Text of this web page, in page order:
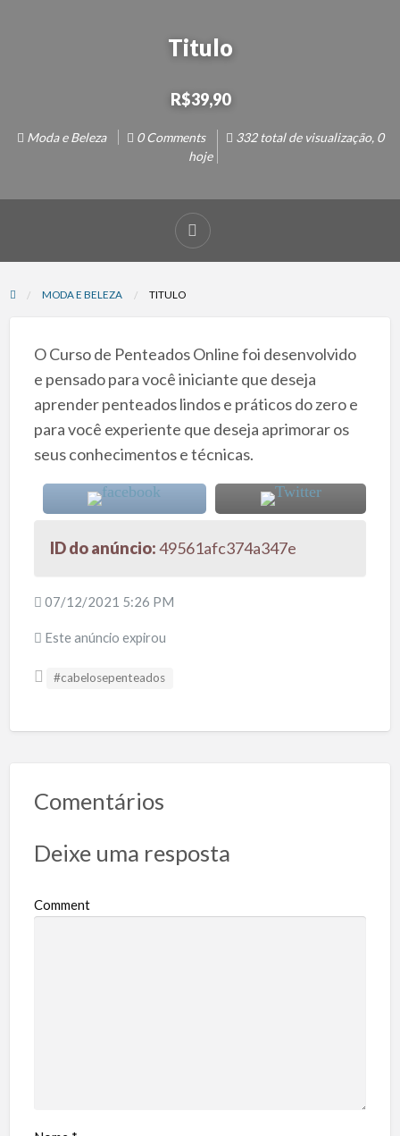
Titulo
R$39,90
Moda e Beleza 0 Comments
332 total de visualização, 0
hoje
MODA E BELEZA TITULO
O Curso de Penteados Online foi desenvolvido
e pensado para você iniciante que deseja
aprender penteados lindos e práticos do zero e
para você experiente que deseja aprimorar os
seus conhecimentos e técnicas.
ID do anúncio:49561afc374a347e
07/12/2021 5:26 PM
Este anúncio expirou
#cabelosepenteados
Comentários
Deixe uma resposta
Comment